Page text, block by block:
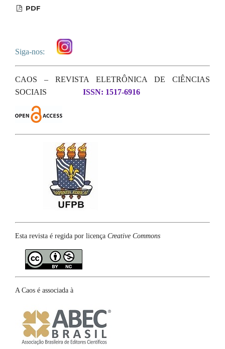
PDF
Siga-nos:
CAOS – REVISTA ELETRÔNICA DE CIÊNCIAS
SOCIAIS
ISSN: 1517-6916
Esta revista é regida por licença Creative Commons
A Caos é associada à